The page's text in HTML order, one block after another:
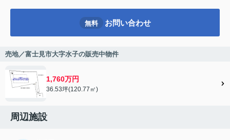
無料 お問い合わせ
売地／富士見市大字水子の販売中物件
1,760万円
36.53坪(120.77㎡)
周辺施設